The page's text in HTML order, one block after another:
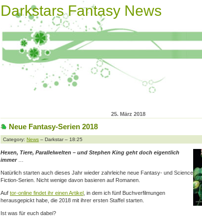
Darkstars Fantasy News
25. März 2018
Neue Fantasy-Serien 2018
Category: News – Darkstar – 18:25
Hexen, Tiere, Parallelwelten – und Stephen King geht doch eigentlich
immer…
Natürlich starten auch dieses Jahr wieder zahrleiche neue Fantasy- und Science
Fiction-Serien. Nicht wenige davon basieren auf Romanen.
Auf tor-online findet ihr einen Artikel , in dem ich fünf Buchverfilmungen
herausgepickt habe, die 2018 mit ihrer ersten Staffel starten.
Ist was für euch dabei?